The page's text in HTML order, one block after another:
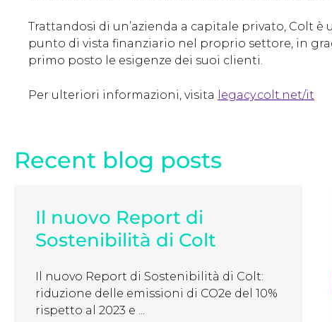
Trattandosi di un’azienda a capitale privato, Colt è
punto di vista finanziario nel proprio settore, in
primo posto le esigenze dei suoi clienti.
Per ulteriori informazioni, visita legacy.colt.net/it
Recent blog posts
Il nuovo Report di
Sostenibilità di Colt
Il nuovo Report di Sostenibilità di Colt:
riduzione delle emissioni di CO2e del 10%
rispetto al 2023 e ...